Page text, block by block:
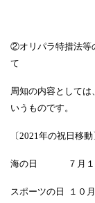
②オリパラ特措法等
て
周知の内容としては、
いうものです。
〔2021年の祝日移動
海の日 ７月１
スポーツの日 １０